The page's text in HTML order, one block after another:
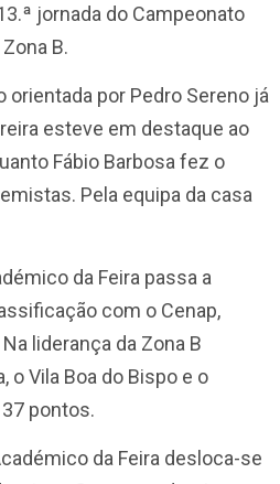
jornada do Campeonato
B.
orientada por Pedro Sereno já
esteve em destaque ao
Fábio Barbosa fez o
Pela equipa da casa
da Feira passa a
com o Cenap,
liderança da Zona B
, oVila Boa do Bispo e o
pontos.
da Feira desloca-se